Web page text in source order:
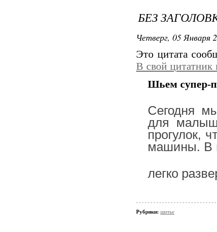
БЕЗ
Четверг, 05 Января
Это цитата
В свой цитатник
Шьем супер-
Сегодня
для
прогулок,
машины. В
легко
Рубрики: шитье